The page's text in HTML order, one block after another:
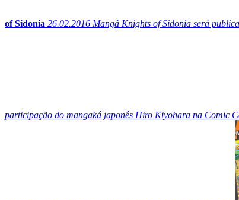
of Sidonia 26.02.2016 Mangá Knights of Sidonia será
participação do mangaká japonês Hiro Kiyohara na Comic